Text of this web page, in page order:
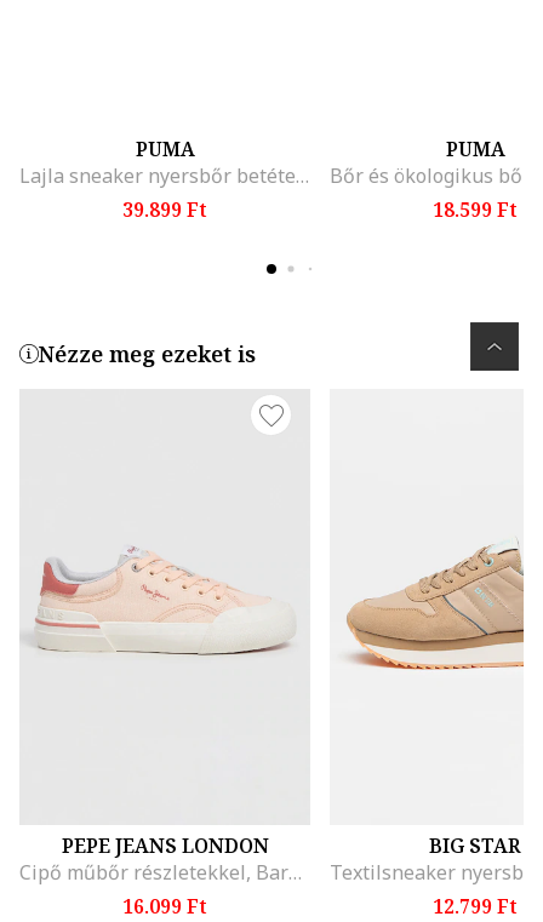
PUMA
Lajla sneaker nyersbőr betétekkel, Fehér/Fekete/Világosszürke
39.899 Ft
PUMA
18.599 Ft
Nézze meg ezeket is
PEPE JEANS LONDON
Cipő műbőr részletekkel, Barackszín/Koptatott piros
16.099 Ft
BIG STAR
12.799 Ft